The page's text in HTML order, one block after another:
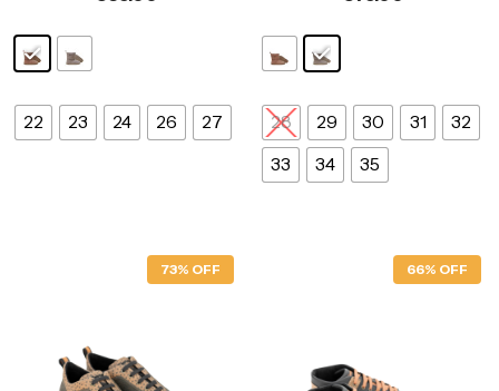
22 23 24 26 27 28 29 30 31
32
33
34 35
73% OFF 66% OFF